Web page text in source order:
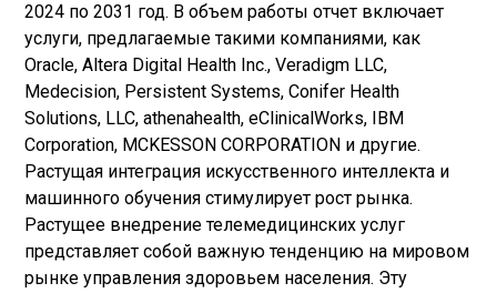
2024 по 2031 год. В объем работы отчет включает
услуги, предлагаемые такими компаниями, как
Oracle, Altera Digital Health Inc., Veradigm LLC,
Medecision, Persistent Systems, Conifer Health
Solutions, LLC, athenahealth, eClinicalWorks, IBM
Corporation, MCKESSON CORPORATION и другие.
Растущая интеграция искусственного интеллекта и
машинного обучения стимулирует рост рынка.
Растущее внедрение телемедицинских услуг
представляет собой важную тенденцию на мировом
рынке управления здоровьем населения. Эту